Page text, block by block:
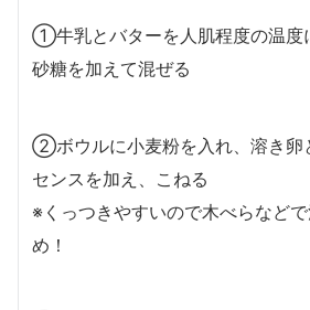
①牛乳とバターを人肌程度の温度
砂糖を加えて混ぜる
②ボウルに小麦粉を入れ、溶き
センスを加え、こねる
※くっつきやすいので木べらなど
め！